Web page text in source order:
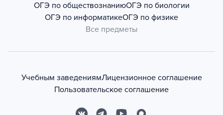
ОГЭ по обществознаниюОГЭ по биологии
ОГЭ по информатикеОГЭ по физике
Все предметы
Учебным заведениямЛицензионное соглашение
Пользовательское соглашение